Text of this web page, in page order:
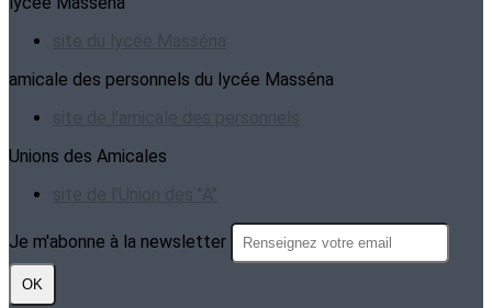
amicale des personnels du lycée Masséna
Unions des Amicales
Je m'abonne à la newsletter
OK